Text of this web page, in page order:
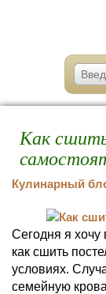
Как
Кулинарный
Сегодня я хочу
как сшить
условиях.
семейную